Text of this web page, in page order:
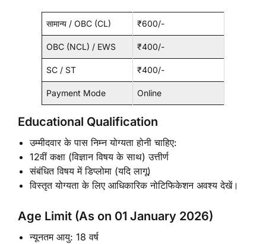
सामान्य / OBC (CL) ₹600/-
OBC (NCL) / EWS ₹400/-
SC / ST ₹400/-
Payment Mode Online
Educational Qualification
उम्मीदवार के पास निम्न योग्यता होनी चाहिए:
12वीं कक्षा (विज्ञान विषय के साथ) उत्तीर्ण
संबंधित विषय में डिप्लोमा (यदि लागू)
विस्तृत योग्यता के लिए आधिकारिक नोटिफिकेशन अवश्य देखें।
Age Limit (As on 01 January 2026)
न्यूनतम आयु: 18 वर्ष